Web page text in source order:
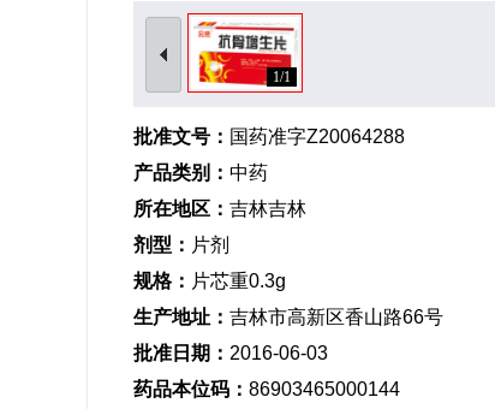
1/1
批准文号： 国药准字Z20064288
产品类别： 中药
所在地区： 吉林吉林
剂型： 片剂
规格： 片芯重0.3g
生产地址： 吉林市高新区香山路66号
批准日期： 2016-06-03
药品本位码： 86903465000144